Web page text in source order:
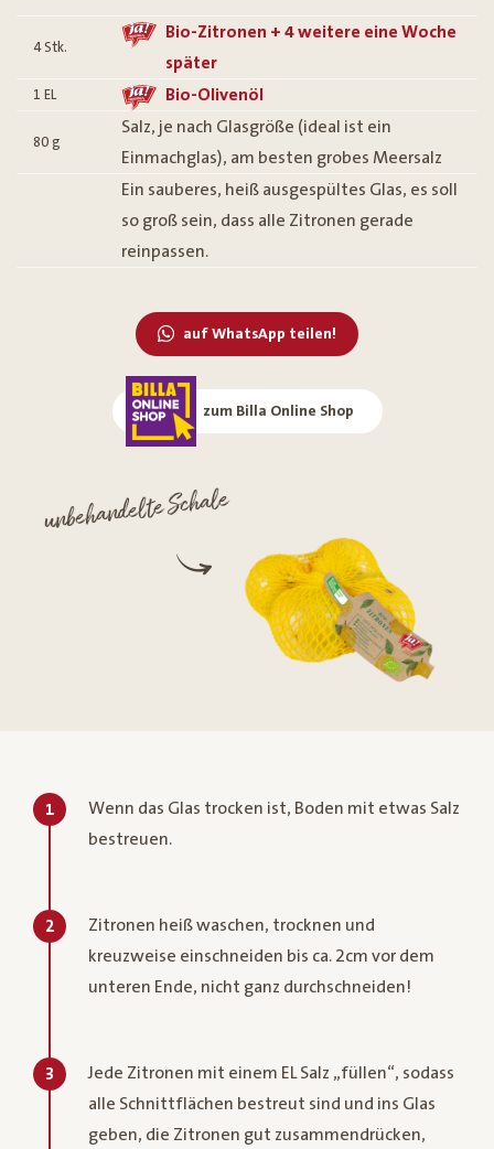
4 Stk.
Bio-Zitronen + 4 weitere eine Woche
später
1 EL Bio-Olivenöl
80 g
Salz, je nach Glasgröße (ideal ist ein
Einmachglas), am besten grobes Meersalz
Ein sauberes, heiß ausgespültes Glas, es soll
so groß sein, dass alle Zitronen gerade
reinpassen.
auf WhatsApp teilen!
zum Billa Online Shop
unbehandelte Schale
1
Wenn das Glas trocken ist, Boden mit etwas Salz
bestreuen.
2
Zitronen heiß waschen, trocknen und
kreuzweise einschneiden bis ca. 2cm vor dem
unteren Ende, nicht ganz durchschneiden!
3
Jede Zitronen mit einem EL Salz „füllen“, sodass
alle Schnittflächen bestreut sind und ins Glas
geben, die Zitronen gut zusammendrücken,